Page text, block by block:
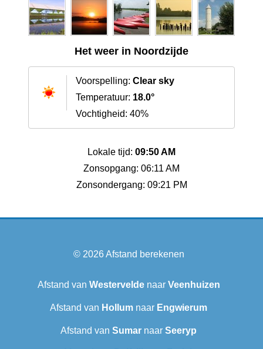
Het weer in Noordzijde
Voorspelling: Clear sky
Temperatuur: 18.0°
Vochtigheid: 40%
Lokale tijd: 09:50 AM
Zonsopgang: 06:11 AM
Zonsondergang: 09:21 PM
© 2026Afstand berekenen
Afstand van Westerveldenaar Veenhuizen
Afstand van Hollum naar Engwierum
Afstand van Sumar naar Seeryp